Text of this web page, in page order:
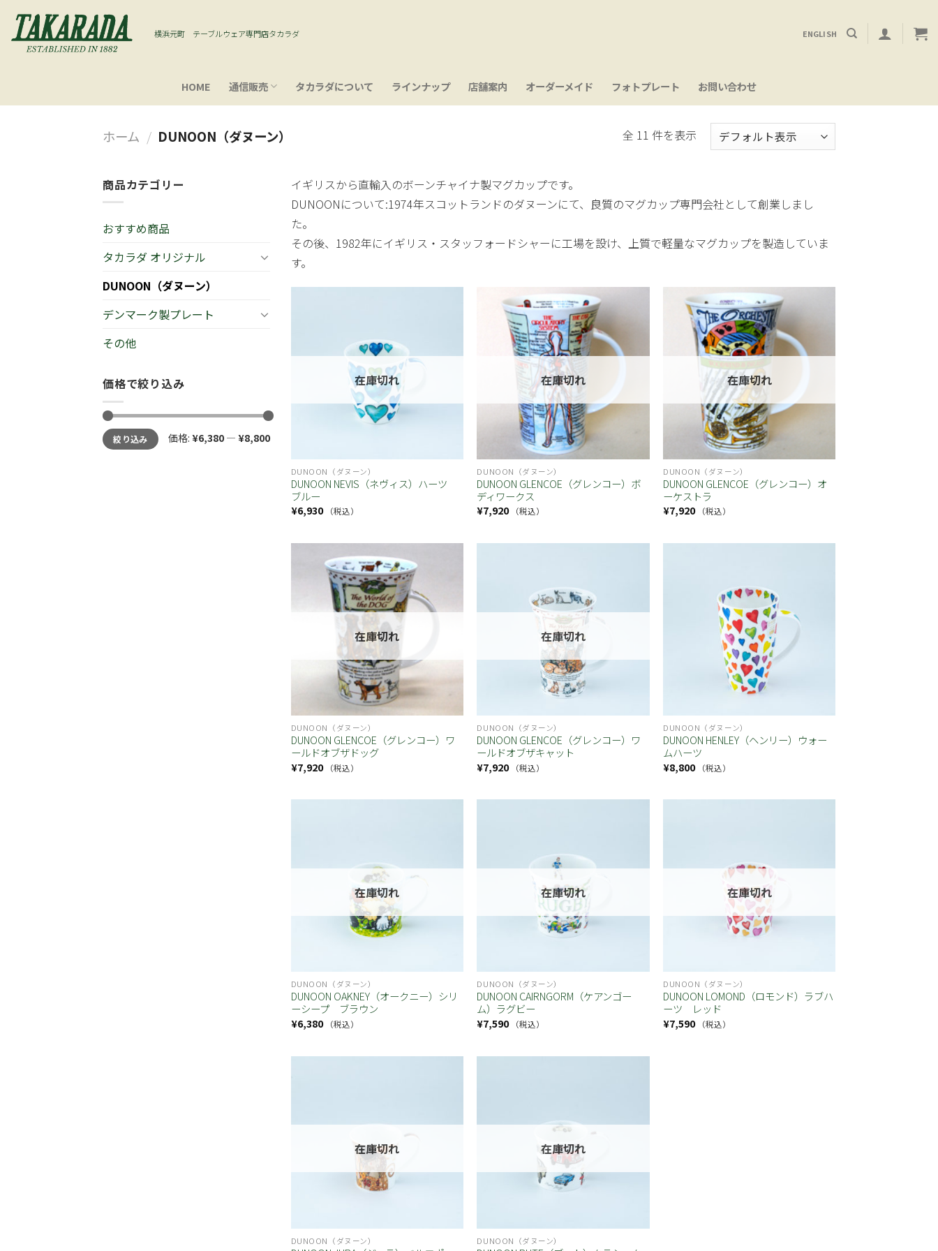
content
横浜元町 テーブルウェア専門店タカラダ ENGLISH
HOME 通信販売 タカラダについて ラインナップ 店舗案内 オーダーメイド フォトプレート お問い合わせ
ホーム / DUNOON（ダヌーン） 全 11 件を表示
商品カテゴリー
おすすめ商品
タカラダ オリジナル
DUNOON（ダヌーン）
デンマーク製プレート
その他
価格で絞り込み
絞り込み 価格: ¥6,380 — ¥8,800
イギリスから直輸入のボーンチャイナ製マグカップです。
DUNOONについて:1974年スコットランドのダヌーンにて、良質のマグカップ専門会社として創業しまし
た。
その後、1982年にイギリス・スタッフォードシャーに工場を設け、上質で軽量なマグカップを製造していま
す。
在庫切れ
DUNOON（ダヌーン）
DUNOON NEVIS（ネヴィス）ハーツ
ブルー
¥6,930 （税込）
在庫切れ
DUNOON（ダヌーン）
DUNOON GLENCOE（グレンコー）ボ
ディワークス
¥7,920 （税込）
在庫切れ
DUNOON（ダヌーン）
DUNOON GLENCOE（グレンコー）オ
ーケストラ
¥7,920 （税込）
在庫切れ
DUNOON（ダヌーン）
DUNOON GLENCOE（グレンコー）ワ
ールドオブザドッグ
¥7,920 （税込）
在庫切れ
DUNOON（ダヌーン）
DUNOON GLENCOE（グレンコー）ワ
ールドオブザキャット
¥7,920 （税込）
DUNOON（ダヌーン）
DUNOON HENLEY（ヘンリー）ウォー
ムハーツ
¥8,800 （税込）
在庫切れ
DUNOON（ダヌーン）
DUNOON OAKNEY（オークニー）シリ
ーシープ ブラウン
¥6,380 （税込）
在庫切れ
DUNOON（ダヌーン）
DUNOON CAIRNGORM（ケアンゴー
ム）ラグビー
¥7,590 （税込）
在庫切れ
DUNOON（ダヌーン）
DUNOON LOMOND（ロモンド）ラブハ
ーツ レッド
¥7,590 （税込）
在庫切れ
DUNOON（ダヌーン）
在庫切れ
DUNOON（ダヌーン）